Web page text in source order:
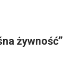
żywność”